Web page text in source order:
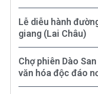
Lễ diễu hành
giang (Lai Châu)
Chợ phiên Dào
văn hóa độc đáo